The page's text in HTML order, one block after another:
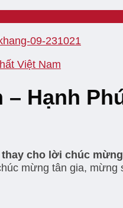
Việt Nam
Hạnh
thay cho lời chúc
mừng tân gia,